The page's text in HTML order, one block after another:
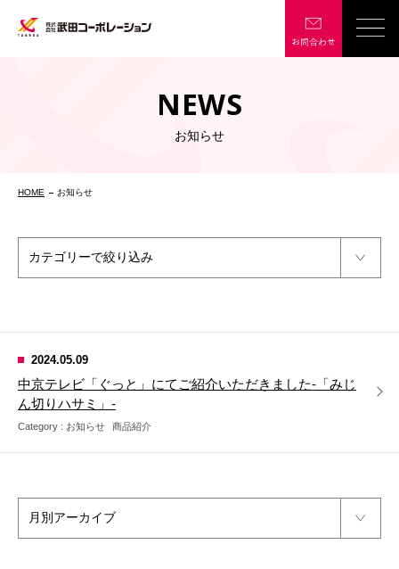
NEWS
お知らせ
HOME お知らせ
2024.05.09
中京テレビ「ぐっと」にてご紹介いただきました‐「みじ
ん切りハサミ」‐
Category : お知らせ 商品紹介